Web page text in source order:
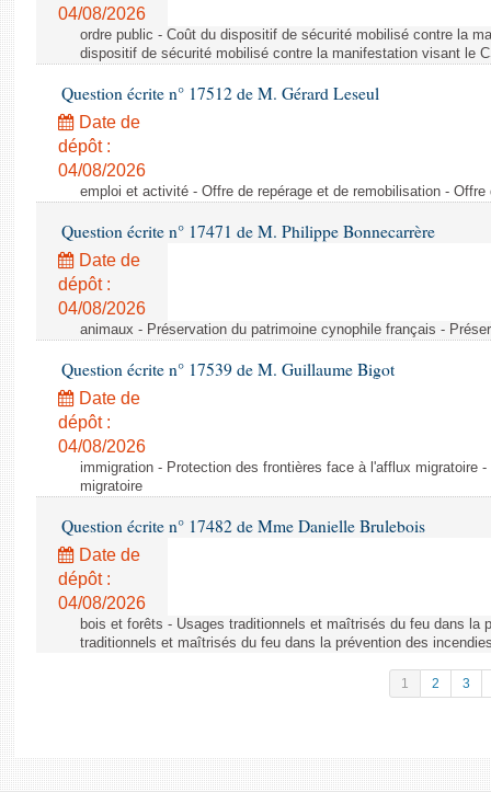
04/08/2026
ordre public - Coût du dispositif de sécurité mobilisé contre la
dispositif de sécurité mobilisé contre la manifestation visant le
Question écrite n° 17512 de M. Gérard Leseul
Date de
dépôt :
04/08/2026
emploi et activité - Offre de repérage et de remobilisation -
Question écrite n° 17471 de M. Philippe Bonnecarrère
Date de
dépôt :
04/08/2026
animaux - Préservation du patrimoine cynophile français -
Question écrite n° 17539 de M. Guillaume Bigot
Date de
dépôt :
04/08/2026
immigration - Protection des frontières face à l'afflux migratoire
migratoire
Question écrite n° 17482 de Mme Danielle Brulebois
Date de
dépôt :
04/08/2026
bois et forêts - Usages traditionnels et maîtrisés du feu dans la
traditionnels et maîtrisés du feu dans la prévention des
1 2 3